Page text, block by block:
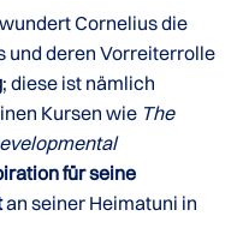
Cornelius die
und deren Vorreiterrolle
; diese ist nämlich
Kursen wie The
für seine
an seiner Heimatuni in